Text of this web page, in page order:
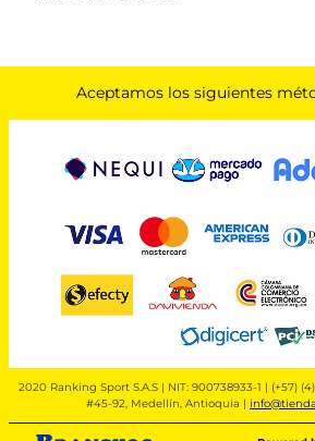
Aceptamos los siguientes
2020 Ranking Sport S.A.S | NIT: 900738933-1 | (+57)
#45-92, Medellín, Antioquia |